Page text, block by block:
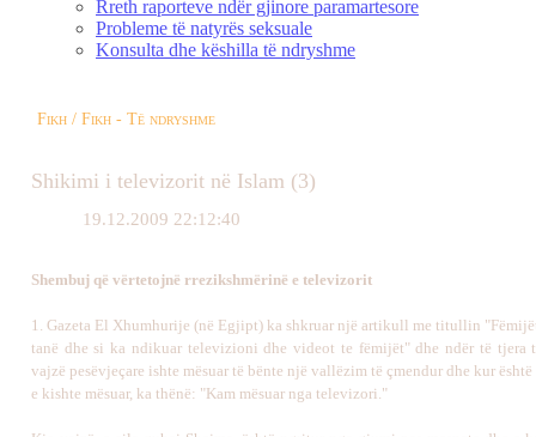
Rreth raporteve ndër gjinore paramartesore
Probleme të natyrës seksuale
Konsulta dhe këshilla të ndryshme
Fikh / Fikh - Të ndryshme
Shikimi i televizorit në Islam (3)
19.12.2009 22:12:40
Shembuj që vërtetojnë rrezikshmërinë e televizorit
1. Gazeta El Xhumhurije (në Egjipt) ka shkruar një artikull me titullin
tanë dhe si ka ndikuar televizioni dhe videot te fëmijët" dhe ndër të tjera
vajzë pesëvjeçare ishte mësuar të bënte një vallëzim të çmendur dhe kur
e kishte mësuar, ka thënë: "Kam mësuar nga televizori."